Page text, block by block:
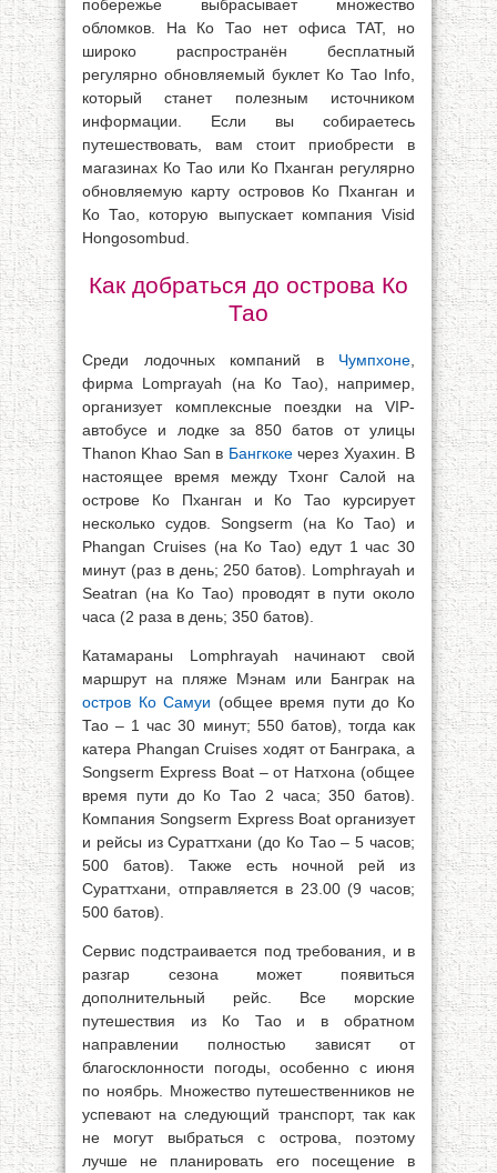
побережье выбрасывает множество
обломков. На Ко Тао нет офиса TAT, но
широко распространён бесплатный
регулярно обновляемый буклет Ко Тао Info,
который станет полезным источником
информации. Если вы собираетесь
путешествовать, вам стоит приобрести в
магазинах Ко Тао или Ко Пханган регулярно
обновляемую карту островов Ко Пханган и
Ко Тао, которую выпускает компания Visid
Ноngosombud.
Как добраться до острова Ко
Тао
Среди лодочных компаний в Чумпхоне
фирма Lomprayah (на Ко Тао), например,
организует комплексные поездки на VIP-
автобусе и лодке за 850 батов от улицы
Thanon Khao San в Бангкокечерез Хуахин. В
настоящее время между Тхонг Салой на
острове Ко Пханган и Ко Тао курсирует
несколько судов. Songserm (на Ко Тао) и
Phangan Cruises (на Ко Тао) едут 1 час 30
минут (раз в день; 250 батов). Lomphrayah и
Seatran (на Ко Тао) проводят в пути около
часа (2 раза в день; 350 батов).
Катамараны Lomphrayah начинают свой
маршрут на пляже Мэнам или Банграк на
остров Ко Самуи (общее время пути до Ко
Тао – 1 час 30 минут; 550 батов), тогда как
катера Phangan Cruises ходят от Банграка, a
Songserm Express Boat – от Натхона (общее
время пути до Ко Тао 2 часа; 350 батов).
Компания Songserm Express Boat организует
и рейсы из Сураттхани (до Ко Тао – 5 часов;
500 батов). Также есть ночной рей из
Сураттхани, отправляется в 23.00 (9 часов;
500 батов).
Сервис подстраивается под требования, и в
разгар сезона может появиться
дополнительный рейс. Все морские
путешествия из Ко Тао и в обратном
направлении полностью зависят от
благосклонности погоды, особенно с июня
по ноябрь. Множество путешественников не
успевают на следующий транспорт, так как
не могут выбраться с острова, поэтому
лучше не планировать его посещение в